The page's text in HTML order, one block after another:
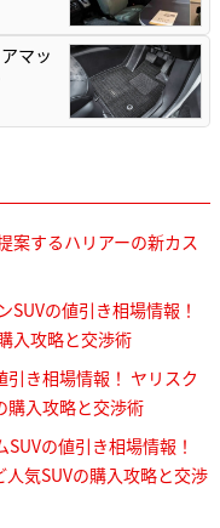
マッ
案するハリアーの新カス
SUVの値引き相場情報！
入攻略と交渉術
引き相場情報！ ヤリスク
購入攻略と交渉術
の値引き相場情報！
気SUVの購入攻略と交渉